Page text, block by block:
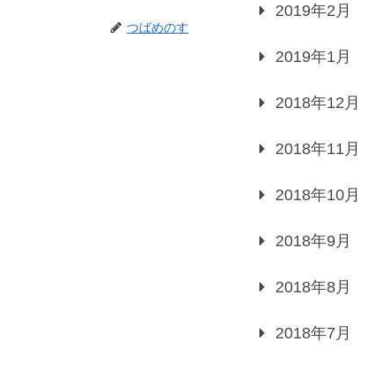
つばめのす
2019年2月
2019年1月
2018年12月
2018年11月
2018年10月
2018年9月
2018年8月
2018年7月